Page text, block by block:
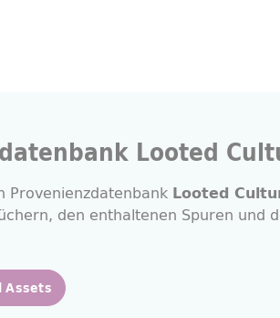
Looted
Provenienzdatenbank Looted
den enthaltenen Spuren und
Assets